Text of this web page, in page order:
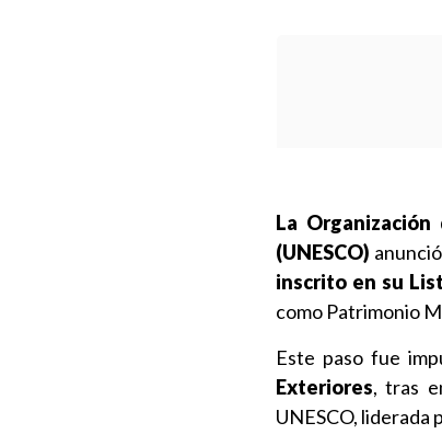
La
(UNESCO)
inscrito en su
como Patrimonio
Este paso fue
Exteriores, tras
UNESCO, liderada